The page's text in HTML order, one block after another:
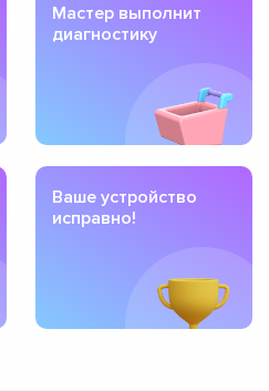
Мастер выполнит
диагностику
Ваше устройство
исправно!